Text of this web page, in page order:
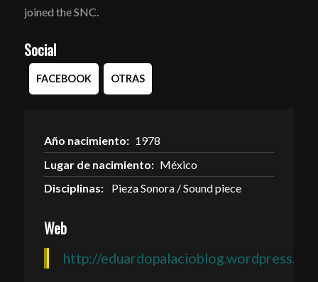
joined the SNC.
Social
FACEBOOK OTRAS
Año nacimiento: 1978
Lugar de nacimiento: México
Disciplinas:
Pieza Sonora / Sound piece
Web
http://